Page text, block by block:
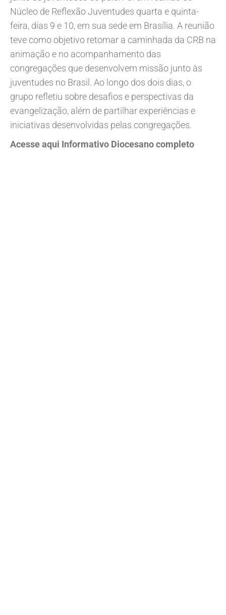
Núcleo de Reflexão Juventudes quarta e quinta-
feira, dias 9 e 10, em sua sede em Brasília. A reunião
teve como objetivo retomar a caminhada da CRB na
animação e no acompanhamento das
congregações que desenvolvem missão junto às
juventudes no Brasil. Ao longo dos dois dias, o
grupo refletiu sobre desafios e perspectivas da
evangelização, além de partilhar experiências e
iniciativas desenvolvidas pelas congregações.
Acesse aqui Informativo Diocesano completo